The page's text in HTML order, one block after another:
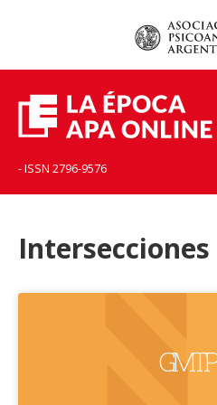
- ISSN 2796-9576
Intersecciones